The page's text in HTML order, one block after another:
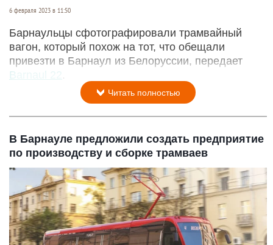
6 февраля 2023 в 11:50
Барнаульцы сфотографировали трамвайный
вагон, который похож на тот, что обещали
привезти в Барнаул из Белоруссии, передает
Barnaul 22
Читать полностью
В Барнауле предложили создать предприятие
по производству и сборке трамваев